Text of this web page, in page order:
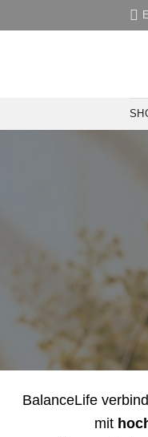
Inhalt
BalanceLife
mit